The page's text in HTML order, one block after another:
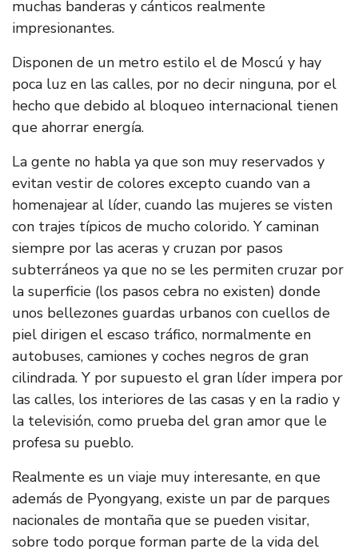
muchas banderas y cánticos realmente
impresionantes.
Disponen de un metro estilo el de Moscú y hay
poca luz en las calles, por no decir ninguna, por el
hecho que debido al bloqueo internacional tienen
que ahorrar energía.
La gente no habla ya que son muy reservados y
evitan vestir de colores excepto cuando van a
homenajear al líder, cuando las mujeres se visten
con trajes típicos de mucho colorido. Y caminan
siempre por las aceras y cruzan por pasos
subterráneos ya que no se les permiten cruzar por
la superficie (los pasos cebra no existen) donde
unos bellezones guardas urbanos con cuellos de
piel dirigen el escaso tráfico, normalmente en
autobuses, camiones y coches negros de gran
cilindrada. Y por supuesto el gran líder impera por
las calles, los interiores de las casas y en la radio y
la televisión, como prueba del gran amor que le
profesa su pueblo.
Realmente es un viaje muy interesante, en que
además de Pyongyang, existe un par de parques
nacionales de montaña que se pueden visitar,
sobre todo porque forman parte de la vida del